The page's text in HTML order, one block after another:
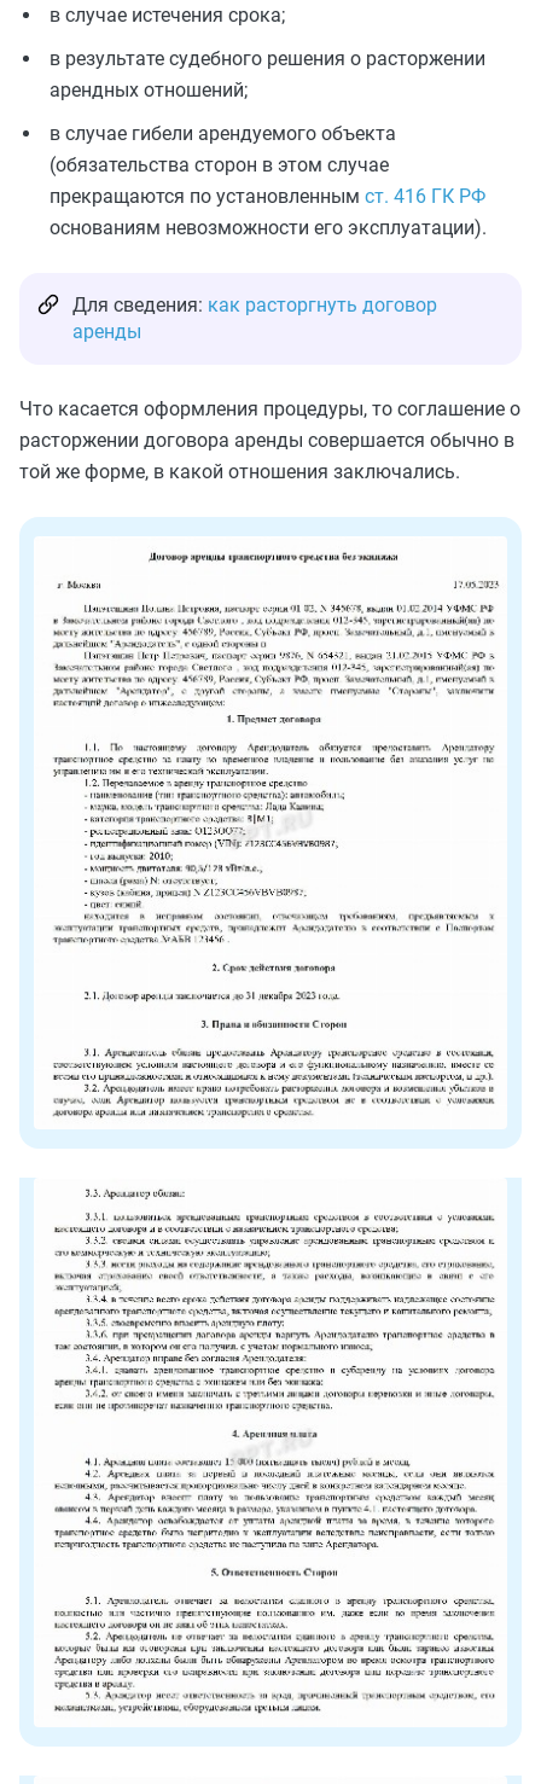
в случае истечения срока;
в результате судебного решения о расторжении
арендных отношений;
в случае гибели арендуемого объекта
(обязательства сторон в этом случае
прекращаются по установленным ст. 416 ГК РФ
основаниям невозможности его эксплуатации).
Для сведения: как расторгнуть договор
аренды
Что касается оформления процедуры, то соглашение о
расторжении договора аренды совершается обычно в
той же форме, в какой отношения заключались.